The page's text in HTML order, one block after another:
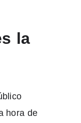
la
hora de